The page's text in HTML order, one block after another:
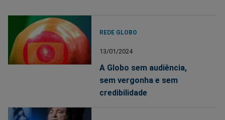
REDE GLOBO
13/01/2024
A Globo sem audiência,
sem vergonha e sem
credibilidade